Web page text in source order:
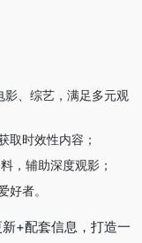
影、综艺，满足多元观
取时效性内容；
，辅助深度观影；
好者。
+配套信息，打造一